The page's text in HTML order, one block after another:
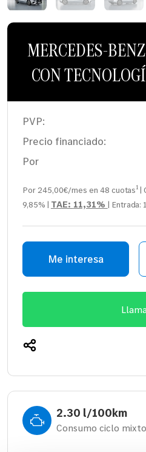
MERCEDES-
CON
PVP:
Precio financiado:
Por
Por 245,00€/mes en 48 cuotas1 |
9,85% | TAE: 11,31% | Entrada:
Me interesa
2.30 l/100km
Consumo ciclo mixto